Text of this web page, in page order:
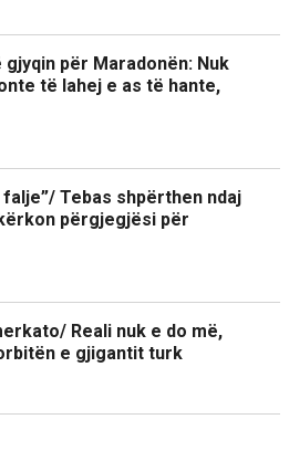
për Maradonën: Nuk
të lahej e as të hante,
Tebas shpërthen ndaj
përgjegjësi për
Reali nuk e do më,
e gjigantit turk